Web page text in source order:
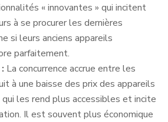
« innovantes » qui incitent
à se procurer les dernières
si leurs anciens appareils
parfaitement.
La concurrence accrue entre les
à une baisse des prix des appareils
les rend plus accessibles et incite
Il est souvent plus économique